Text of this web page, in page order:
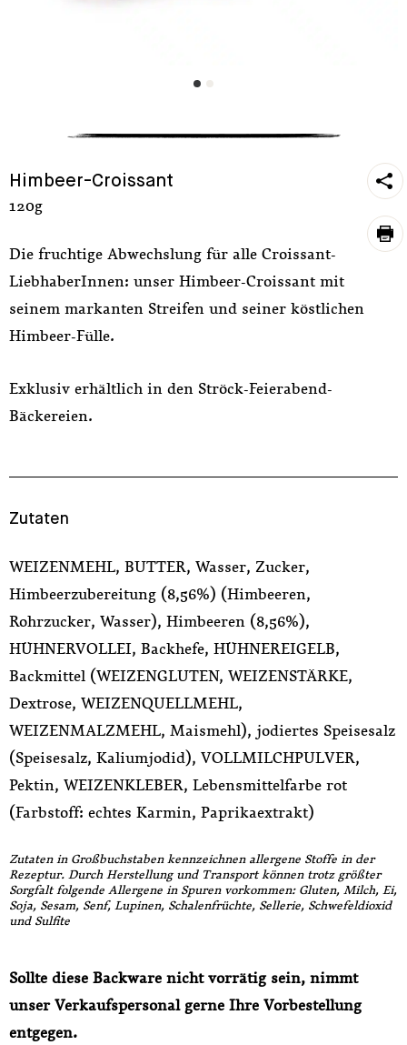
Himbeer-Croissant
120g
Die fruchtige Abwechslung für alle Croissant-
LiebhaberInnen: unser Himbeer-Croissant mit
seinem markanten Streifen und seiner köstlichen
Himbeer-Fülle.
Exklusiv erhältlich in den Ströck-Feierabend-
Bäckereien.
Zutaten
WEIZENMEHL, BUTTER, Wasser, Zucker,
Himbeerzubereitung (8,56%) (Himbeeren,
Rohrzucker, Wasser), Himbeeren (8,56%),
HÜHNERVOLLEI, Backhefe, HÜHNEREIGELB,
Backmittel (WEIZENGLUTEN, WEIZENSTÄRKE,
Dextrose, WEIZENQUELLMEHL,
WEIZENMALZMEHL, Maismehl), jodiertes Speisesalz
(Speisesalz, Kaliumjodid), VOLLMILCHPULVER,
Pektin, WEIZENKLEBER, Lebensmittelfarbe rot
(Farbstoff: echtes Karmin, Paprikaextrakt)
Zutaten in Großbuchstaben kennzeichnen allergene Stoffe in der
Rezeptur. Durch Herstellung und Transport können trotz größter
Sorgfalt folgende Allergene in Spuren vorkommen: Gluten, Milch, Ei,
Soja, Sesam, Senf, Lupinen, Schalenfrüchte, Sellerie, Schwefeldioxid
und Sulfite
Sollte diese Backware nicht vorrätig sein, nimmt
unser Verkaufspersonal gerne Ihre Vorbestellung
entgegen.